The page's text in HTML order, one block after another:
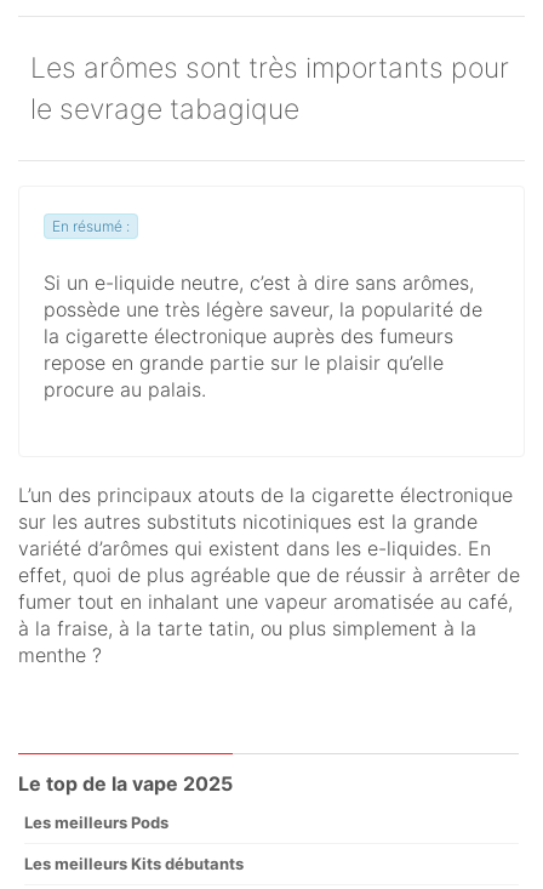
Les arômes sont très importants pour
le sevrage tabagique
En résumé :
Si un e-liquide neutre, c’est à dire sans arômes,
possède une très légère saveur, la popularité de
la cigarette électronique auprès des fumeurs
repose en grande partie sur le plaisir qu’elle
procure au palais.
L’un des principaux atouts de la cigarette électronique
sur les autres substituts nicotiniques est la grande
variété d’arômes qui existent dans les e-liquides. En
effet, quoi de plus agréable que de réussir à arrêter de
fumer tout en inhalant une vapeur aromatisée au café,
à la fraise, à la tarte tatin, ou plus simplement à la
menthe ?
Le top de la vape 2025
Les meilleurs Pods
Les meilleurs Kits débutants